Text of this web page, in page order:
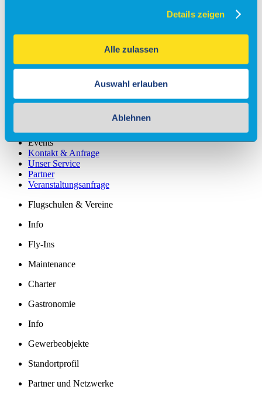
Details zeigen
Alle zulassen
Auswahl erlauben
Ablehnen
Besucherführungen
Fallschirmsprung
Events
Kontakt & Anfrage
Unser Service
Partner
Veranstaltungsanfrage
Flugschulen & Vereine
Info
Fly-Ins
Maintenance
Charter
Gastronomie
Info
Gewerbeobjekte
Standortprofil
Partner und Netzwerke